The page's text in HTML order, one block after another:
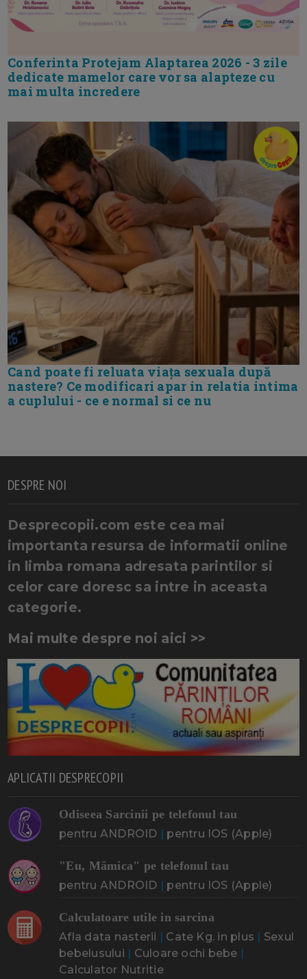
Conferinta Protejam Alaptarea 2026 - 3 zile
dedicate mamelor care vor sa alapteze cu
mai multa incredere
Cand poate fi reluata viața sexuala după
nastere? Ce modificari apar in relatia intima
a cuplului - ce e normal si ce nu
DESPRE NOI
Desprecopii.com este cea mai
importanta resursa de informatii online
in limba romana adresata parintilor si
celor care doresc sa intre in aceasta
categorie.
Mai multe despre noi aici >>
APLICATII DESPRECOPII
Odiseea Sarcinii pe telefonul tau
pentru ANDROID pentru IOS (Apple)
"Eu, Mămica" pe telefonul tau
pentru ANDROID pentru IOS (Apple)
Calculatoare utile in sarcina
Afla data nasterii Cate Kg. in plus
Sexul
bebelusului
Culoare ochi bebe
Calculator Nutritie